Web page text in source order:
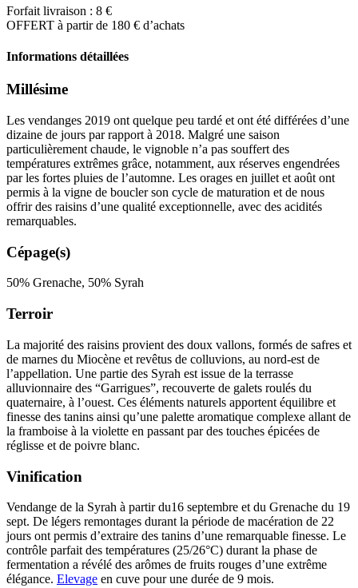
Forfait livraison : 8 €
OFFERT à partir de 180 € d’achats
Informations détaillées
Millésime
Les vendanges 2019 ont quelque peu tardé et ont été différées d’une
dizaine de jours par rapport à 2018. Malgré une saison
particulièrement chaude, le vignoble n’a pas souffert des
températures extrêmes grâce, notamment, aux réserves engendrées
par les fortes pluies de l’automne. Les orages en juillet et août ont
permis à la vigne de boucler son cycle de maturation et de nous
offrir des raisins d’une qualité exceptionnelle, avec des acidités
remarquables.
Cépage(s)
50% Grenache, 50% Syrah
Terroir
La majorité des raisins provient des doux vallons, formés de safres et
de marnes du Miocène et revêtus de colluvions, au nord-est de
l’appellation. Une partie des Syrah est issue de la terrasse
alluvionnaire des “Garrigues”, recouverte de galets roulés du
quaternaire, à l’ouest. Ces éléments naturels apportent équilibre et
finesse des tanins ainsi qu’une palette aromatique complexe allant de
la framboise à la violette en passant par des touches épicées de
réglisse et de poivre blanc.
Vinification
Vendange de la Syrah à partir du16 septembre et du Grenache du 19
sept. De légers remontages durant la période de macération de 22
jours ont permis d’extraire des tanins d’une remarquable finesse. Le
contrôle parfait des températures (25/26°C) durant la phase de
fermentation a révélé des arômes de fruits rouges d’une extrême
élégance. Elevage en cuve pour une durée de 9 mois.